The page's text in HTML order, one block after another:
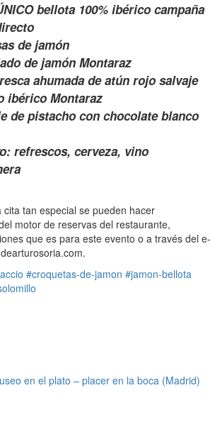
bellota 100% ibérico campaña
de jamón
de jamón Montaraz
ahumada de atún rojo salvaje
ibérico Montaraz
de pistacho con chocolate blanco
refrescos, cerveza, vino
tan especial se pueden hacer
motor de reservas del restaurante,
que es para este evento o a través del e-
#croquetas-de-jamon #jamon-bellota
en el plato – placer en la boca (Madrid)